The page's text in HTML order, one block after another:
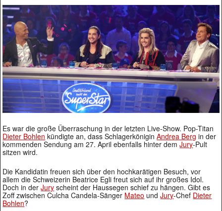
Es war die große Überraschung in der letzten Live-Show. Pop-Titan
Dieter Bohlen kündigte an, dass SchlagerköniginAndrea Berg in der
kommenden Sendung am 27. April ebenfalls hinter demJury-Pult
sitzen wird.
Die Kandidatin freuen sich über den hochkarätigen Besuch, vor
allem die Schweizerin Beatrice Egli freut sich auf ihr großes Idol.
Doch in derJury scheint der Haussegen schief zu hängen. Gibt es
Zoff zwischen Culcha Candela-Sänger Mateo undJury-Chef Dieter
Bohlen?